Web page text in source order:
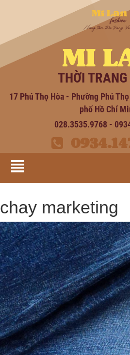
MI
THỜI
17 Phú Thọ Hòa - Phường Phú
phố Hồ Chí
028.3535.9768 -
chay marketing